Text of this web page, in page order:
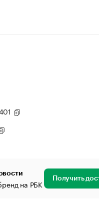
на РБК Получить